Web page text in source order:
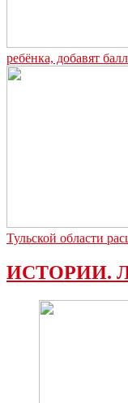
ребёнка, добавят
Тульской области
ИСТОРИИ.